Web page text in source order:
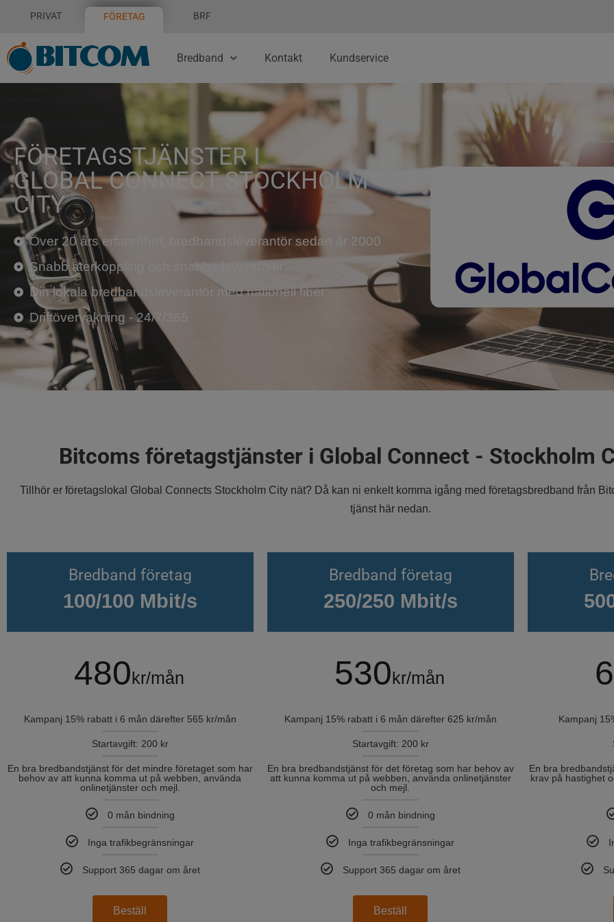
PRIVAT FÖRETAG BRF
Bredband Kontakt Kundservice
FÖRETAGSTJÄNSTER I
GLOBAL CONNECT STOCKHOLM
CITY
Över 20 års erfarenhet, bredbandsleverantör sedan år 2000
Snabb återkoppling och snabba leveranser
Din lokala bredbandsleverantör med nationell fiber
Driftövervakning - 24/7/365
Bitcoms företagstjänster i Global Connect - Stockholm
Tillhör er företagslokal Global Connects Stockholm City nät? Då kan ni enkelt komma igång med företagsbredband från
tjänst här nedan.
Bredband företag
100/100 Mbit/s
480 kr/mån
Kampanj 15% rabatt i 6 mån därefter 565 kr/mån
Startavgift: 200 kr
En bra bredbandstjänst för det mindre företaget som har
behov av att kunna komma ut på webben, använda
onlinetjänster och mejl.
0 mån bindning
Inga trafikbegränsningar
Support 365 dagar om året
Beställ
Bredband företag
250/250 Mbit/s
530 kr/mån
Kampanj 15% rabatt i 6 mån därefter 625 kr/mån
Startavgift: 200 kr
En bra bredbandstjänst för det företag som har behov av
att kunna komma ut på webben, använda onlinetjänster
och mejl.
0 mån bindning
Inga trafikbegränsningar
Support 365 dagar om året
Beställ
Kampanj
En bra
krav på hastighet